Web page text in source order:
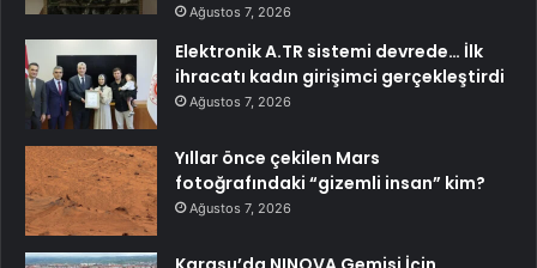
Ağustos 7, 2026
Elektronik A.TR sistemi devrede… İlk
ihracatı kadın girişimci gerçekleştirdi
Ağustos 7, 2026
Yıllar önce çekilen Mars
fotoğrafındaki “gizemli insan” kim?
Ağustos 7, 2026